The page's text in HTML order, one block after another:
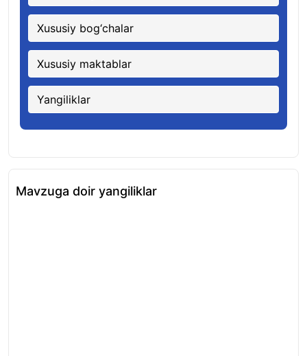
Xususiy bog‘chalar
Xususiy maktablar
Yangiliklar
Mavzuga doir yangiliklar